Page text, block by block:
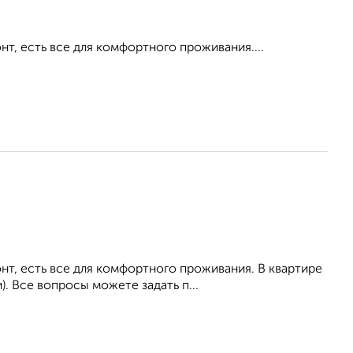
есть все для комфортного проживания....
есть все для комфортного проживания. В квартире
Все вопросы можете задать п...